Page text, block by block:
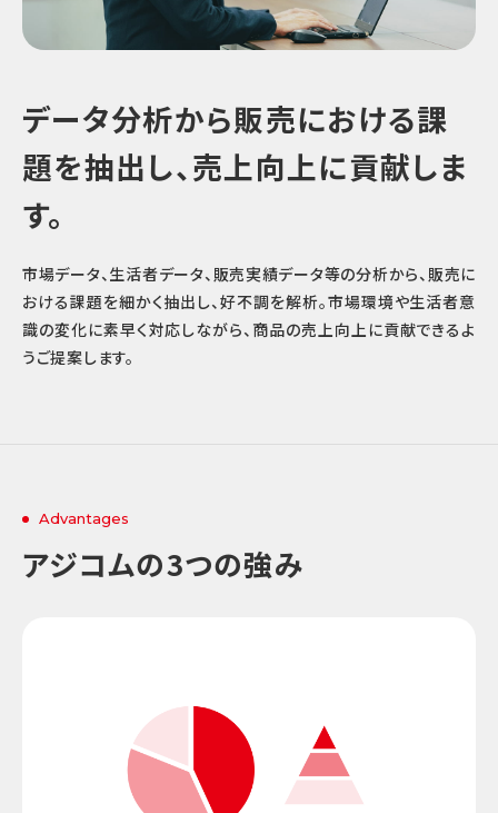
データ分析から販売における課
題を抽出し、売上向上に貢献しま
す。
市場データ、生活者データ、販売実績データ等の分析から、販売に
おける課題を細かく抽出し、好不調を解析。市場環境や生活者意
識の変化に素早く対応しながら、商品の売上向上に貢献できるよ
うご提案します。
Advantages
アジコムの3つの強み